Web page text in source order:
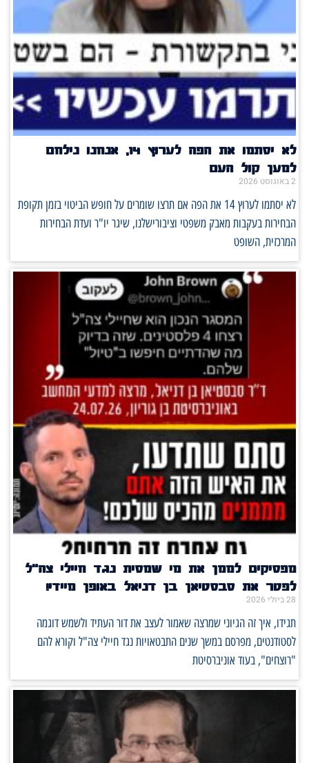
לא יסתמו את הפה לערוץ 14, אנחנו נילחם
למען קול העם
2 באוגוסט 2026
לא יסתמו לערוץ 14 את הפה אם תרצו שומרים על חופש הביטוי בזמן תקופת
הבחירות בעקבות מאבק משפטי וציבורישלנו, שיגר יו"ר ועדת הבחירות
המרכזית, השופט
מפסיקים לממן את מי שמסית נגד חיילי צה"ל
לפטר את סבסטיאן בן דניאל באופן מיידי!
28 ביולי 2026
תגידו, איך זה הגיוני שמרצה שאמור לעצב את דור העתיד ולשמש דוגמה
לסטודנטים, מפרסם במשך שנים התבטאויות נגד חיילי צה"ל וקורא להם
"רוצחים", בעוד אוניברסיטת